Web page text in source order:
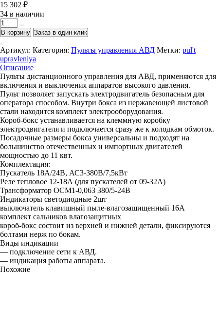
15 302 ₽
34 в наличии
Количество
товара
Пульт
управления
АВД
380Вт
на
24Вт
с
индикацией,
бакс
н/
ж
В корзину Заказ в один клик
Артикул: Категория: Пульты управления АВД Метки: pul't
upravleniya
Описание
Пульты дистанционного управления для АВД, применяются для
включения и выключения аппаратов высокого давления.
Пульт позволяет запускать электродвигатель безопасным для
оператора способом. Внутри бокса из нержавеющей листовой
стали находится комплект электрооборудования.
Короб-бокс устанавливается на клеммную коробку
электродвигателя и подключается сразу же к колодкам обмоток.
Посадочные размеры бокса универсальны и подходят на
большинство отечественных и импортных двигателей
мощностью до 11 квт.
Комплектация:
Пускатель 18А/24В, АС3-380В/7,5кВт
Реле тепловое 12-18А (для пускателей от 09-32А)
Трансформатор ОСМ1-0,063 380/5-24В
Индикаторы светодиодные 2шт
выключатель клавишный пыле-влагозащищенный 16А
комплект сальников влагозащитных
короб-бокс состоит из верхней и нижней детали, фиксируются
болтами нерж по бокам.
Виды индикации
— подключение сети к АВД.
— индикация работы аппарата.
Похожие